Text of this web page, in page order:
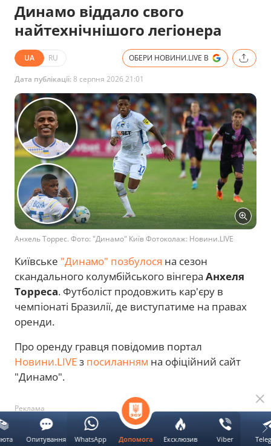
Динамо віддало свого
найтехнічнішого легіонера
UA RU ОБЕРИ НОВИНИ.LIVE В
Дата публікації:8 серпня 2026 21:01
Анхель Торрес. Фото: "Динамо" Київ Фотоколаж: Новини.LIVE
Київське "Динамо" позбулося на сезон
скандального колумбійського вінгера Анхеля
Торреса. Футболіст продовжить кар'єру в
чемпіонаті Бразилії, де виступатиме на правах
оренди.
Про оренду гравця повідомив портал
Новини.LIVEз посиланням на офіційний сайт
"Динамо".
Реклама
Допомога Ексклюзив Viber
Опитування WhatsApp